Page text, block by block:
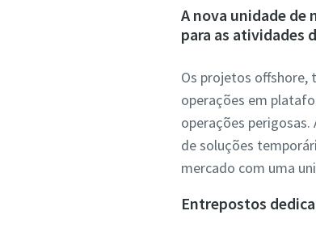
A nova unidade de
para as atividades
Os projetos offshore,
operações em
operações
de soluções
mercado com uma
Entrepostos